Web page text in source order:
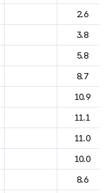
2.6
3.8
5.8
8.7
10.9
11.1
11.0
10.0
8.6